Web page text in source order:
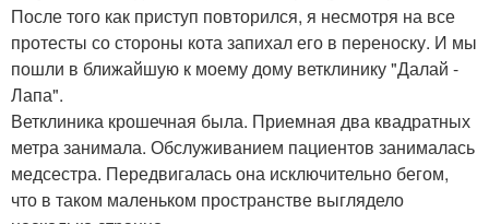
После того как приступ повторился, я несмотря на все
протесты со стороны кота запихал его в переноску. И мы
пошли в ближайшую к моему дому ветклинику "Далай -
Лапа".
Ветклиника крошечная была. Приемная два квадратных
метра занимала. Обслуживанием пациентов занималась
медсестра. Передвигалась она исключительно бегом,
что в таком маленьком пространстве выглядело